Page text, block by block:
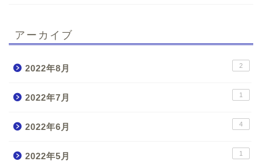
アーカイブ
2022年8月 2
2022年7月 1
2022年6月 4
2022年5月 1